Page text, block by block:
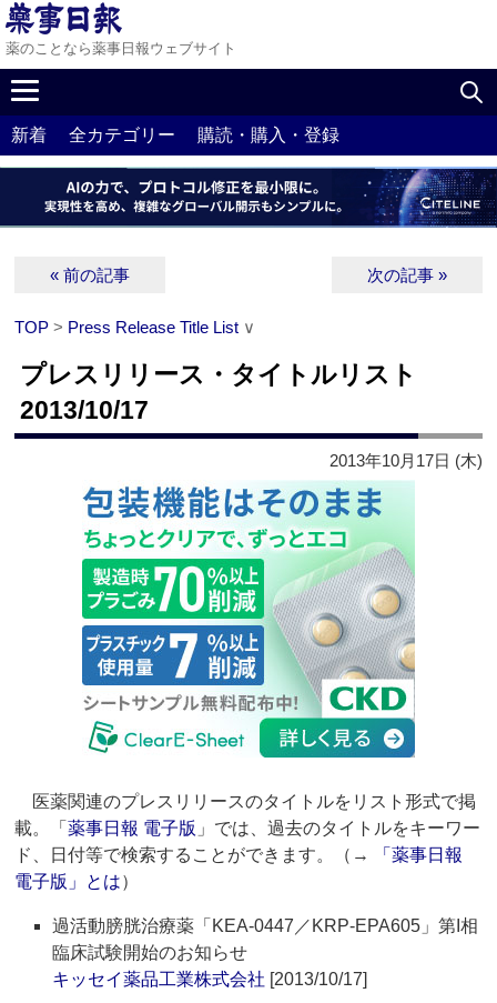
薬のことなら薬事日報ウェブサイト
新着 全カテゴリー 購読・購入・登録
« 前の記事 次の記事 »
TOP > Press Release Title List ∨
プレスリリース・タイトルリスト
2013/10/17
2013年10月17日 (木)
医薬関連のプレスリリースのタイトルをリスト形式で掲
載。「薬事日報 電子版 」では、過去のタイトルをキーワー
ド、日付等で検索することができます。（→
「薬事日報
電子版」とは）
過活動膀胱治療薬「KEA-0447／KRP-EPA605」第I相
臨床試験開始のお知らせ
キッセイ薬品工業株式会社 [2013/10/17]